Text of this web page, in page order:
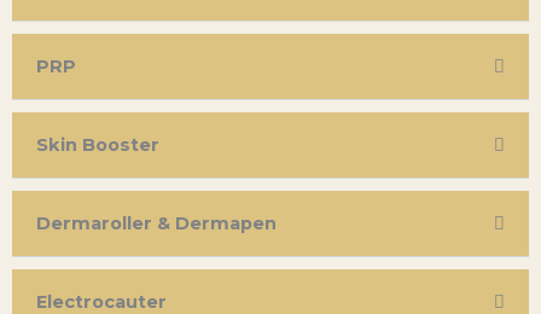
PRP
Skin Booster
Dermaroller & Dermapen
Electrocauter